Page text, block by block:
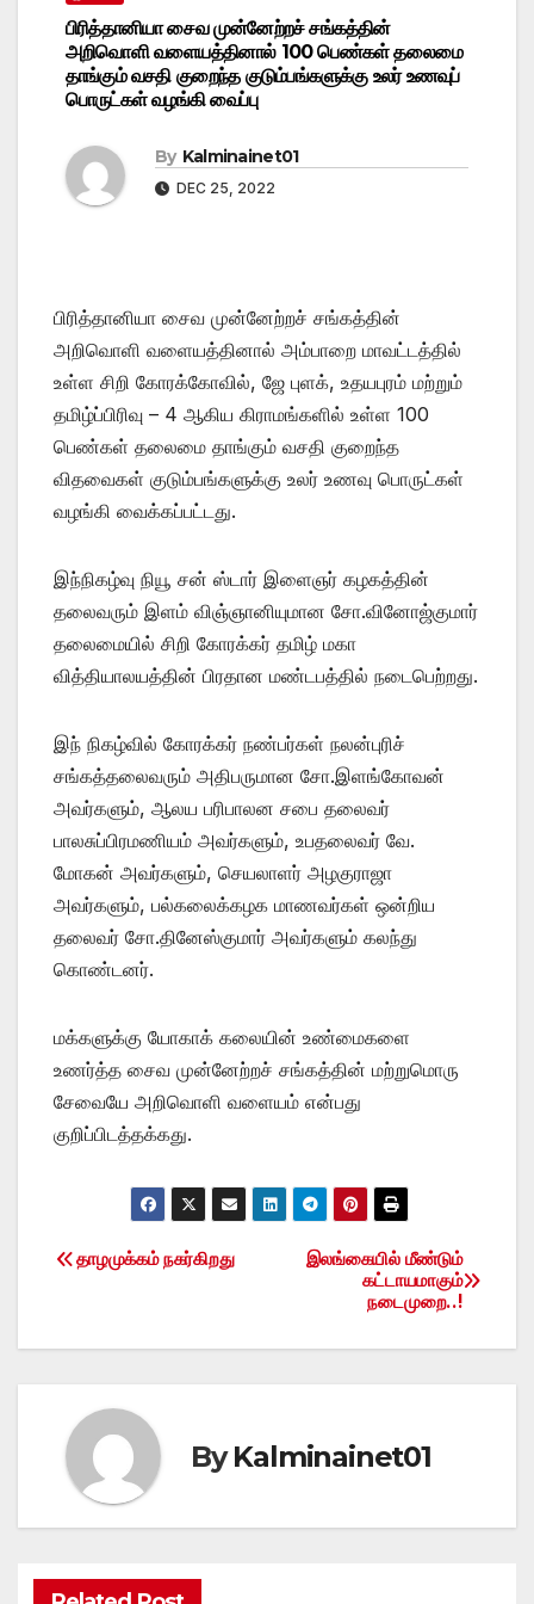
பிரித்தானியா சைவ முன்னேற்றச் சங்கத்தின்
அறிவொளி வளையத்தினால் 100 பெண்கள் தலைமை
தாங்கும் வசதி குறைந்த குடும்பங்களுக்கு உலர் உணவுப்
பொருட்கள் வழங்கி வைப்பு
By Kalminainet01
DEC 25, 2022
பிரித்தானியா சைவ முன்னேற்றச் சங்கத்தின்
அறிவொளி வளையத்தினால் அம்பாறை மாவட்டத்தில்
உள்ள சிறி கோரக்கோவில், ஜே புளக், உதயபுரம் மற்றும்
தமிழ்ப்பிரிவு – 4 ஆகிய கிராமங்களில் உள்ள 100
பெண்கள் தலைமை தாங்கும் வசதி குறைந்த
விதவைகள் குடும்பங்களுக்கு உலர் உணவு பொருட்கள்
வழங்கி வைக்கப்பட்டது.
இந்நிகழ்வு நியூ சன் ஸ்டார் இளைஞர் கழகத்தின்
தலைவரும் இளம் விஞ்ஞானியுமான சோ.வினோஜ்குமார்
தலைமையில் சிறி கோரக்கர் தமிழ் மகா
வித்தியாலயத்தின் பிரதான மண்டபத்தில் நடைபெற்றது.
இந் நிகழ்வில் கோரக்கர் நண்பர்கள் நலன்புரிச்
சங்கத்தலைவரும் அதிபருமான சோ.இளங்கோவன்
அவர்களும், ஆலய பரிபாலன சபை தலைவர்
பாலசுப்பிரமணியம் அவர்களும், உபதலைவர் வே.
மோகன் அவர்களும், செயலாளர் அழகுராஜா
அவர்களும், பல்கலைக்கழக மாணவர்கள் ஒன்றிய
தலைவர் சோ.தினேஸ்குமார் அவர்களும் கலந்து
கொண்டனர்.
மக்களுக்கு யோகாக் கலையின் உண்மைகளை
உணர்த்த சைவ முன்னேற்றச் சங்கத்தின் மற்றுமொரு
சேவையே அறிவொளி வளையம் என்பது
குறிப்பிடத்தக்கது.
Post
இலங்கையில் மீண்டும்
கட்டாயமாகும்
நடைமுறை..!
தாழமுக்கம் நகர்கிறது
ByKalminainet01